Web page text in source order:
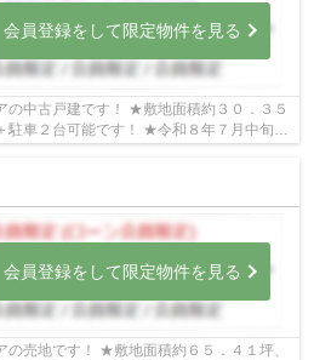
会員登録をして限定物件を見る
中古戸建です！ ★敷地面積約３０．３５
駐車２台可能です！ ★令和８年７月中旬に
！ （キッチン・浴...
会員登録をして限定物件を見る
売地です！ ★敷地面積約６５．４１坪、